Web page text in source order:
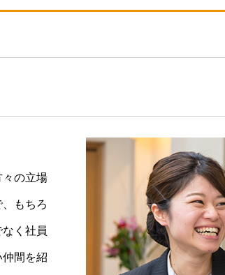
の立場
もちろ
く社員
間を紹